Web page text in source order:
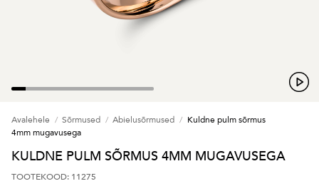
Avalehele Sõrmused Abielusõrmused
Kuldne pulm sõrmus
4mm mugavusega
KULDNE PULM SÕRMUS 4MM MUGAVUSEGA
TOOTEKOOD: 11275